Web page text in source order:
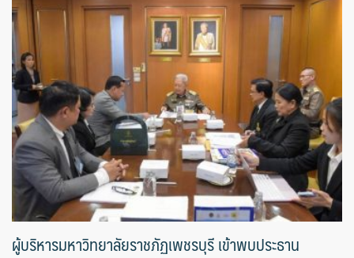
ผู้บริหารมหาวิทยาลัยราชภัฏเพชรบุรี เข้าพบประธาน